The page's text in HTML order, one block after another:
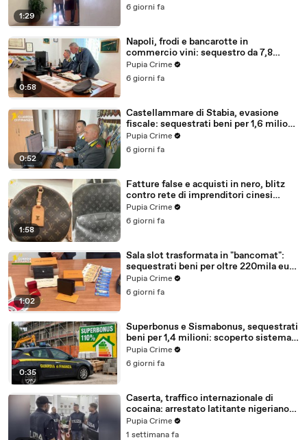
1:29
6 giorni fa
0:58
Napoli, frodi e bancarotte in
commercio vini: sequestro da 7,8
milioni (30.07.26)
Pupia Crime
6 giorni fa
0:52
Castellammare di Stabia, evasione
fiscale: sequestrati beni per 1,6 milioni
ad un consorzio navale (29.07.26)
Pupia Crime
6 giorni fa
1:58
Fatture false e acquisti in nero, blitz
contro rete di imprenditori cinesi
sequestri per 8,5 milioni (29.07.26)
Pupia Crime
6 giorni fa
1:02
Sala slot trasformata in "bancomat":
sequestrati beni per oltre 220mila euro
a due coniugi (29.07.26)
Pupia Crime
6 giorni fa
0:35
Superbonus e Sismabonus, sequestrati
beni per 1,4 milioni: scoperto sistema
con false abitazioni (29.07.26)
Pupia Crime
6 giorni fa
Caserta, traffico internazionale di
cocaina: arrestato latitante nigeriano
ricercato dal 2019 (28.07.26)
Pupia Crime
1 settimana fa